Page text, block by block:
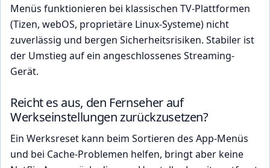
Menüs funktionieren bei klassischen TV-Plattformen
(Tizen, webOS, proprietäre Linux-Systeme) nicht
zuverlässig und bergen Sicherheitsrisiken. Stabiler ist
der Umstieg auf ein angeschlossenes Streaming-
Gerät.
Reicht es aus, den Fernseher auf
Werkseinstellungen zurückzusetzen?
Ein Werksreset kann beim Sortieren des App-Menüs
und bei Cache-Problemen helfen, bringt aber keine